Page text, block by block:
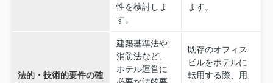
性を検討しま
す。
ます。
法的・技術的要件の確
建築基準法や
消防法など、
ホテル運営に
既存のオフィス
ビルをホテルに
転用する際、用